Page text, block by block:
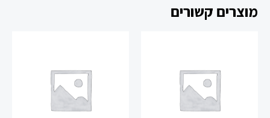
מוצרים קשורים